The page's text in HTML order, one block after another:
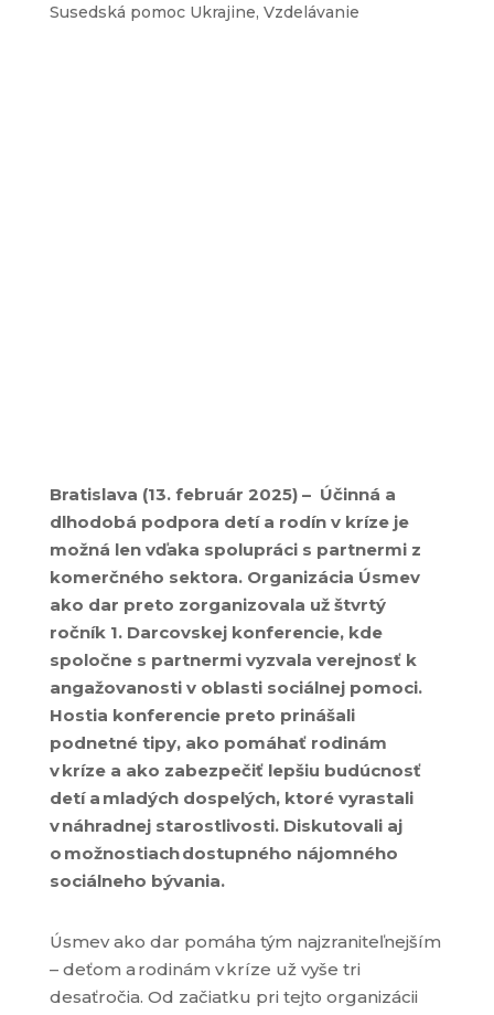
Susedská pomoc Ukrajine, Vzdelávanie
Bratislava (13. február 2025) – Účinná a
dlhodobá podpora detí a rodín v kríze je
možná len vďaka spolupráci s partnermi z
komerčného sektora. Organizácia Úsmev
ako dar preto zorganizovala už štvrtý
ročník 1. Darcovskejkonferencie, kde
spoločne s partnermi vyzvala verejnosť k
angažovanosti v oblasti sociálnej pomoci.
Hostia konferencie preto prinášali
podnetné tipy, ako pomáhať rodinám
v kríze a ako zabezpečiť lepšiu budúcnosť
detí a mladých dospelých, ktoré vyrastali
v náhradnej starostlivosti. Diskutovali aj
o možnostiachdostupného nájomného
sociálneho bývania.
Úsmev ako dar pomáha tým najzraniteľnejším
– deťom a rodinám v kríze už vyše tri
desaťročia. Od začiatku pri tejto organizácii